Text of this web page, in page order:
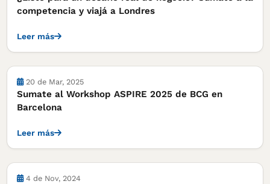
competencia y viajá a Londres
Leer más
Actividades
20 de Mar, 2025
Sumate al Workshop ASPIRE 2025 de BCG en
Barcelona
Leer más
Actividades
4 de Nov, 2024